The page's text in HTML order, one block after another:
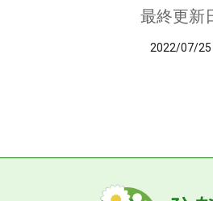
最終更新
2022/07/25